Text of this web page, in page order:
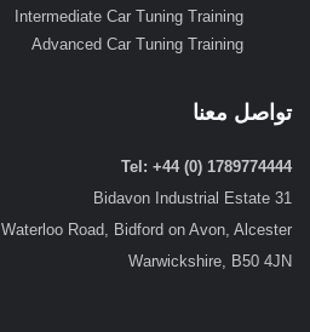
Intermediate Car Tuning Training
Advanced Car Tuning Training
تواصل معنا
Tel: +44 (0) 1789774444
31 Bidavon Industrial Estate
Waterloo Road, Bidford on Avon, Alcester
Warwickshire, B50 4JN